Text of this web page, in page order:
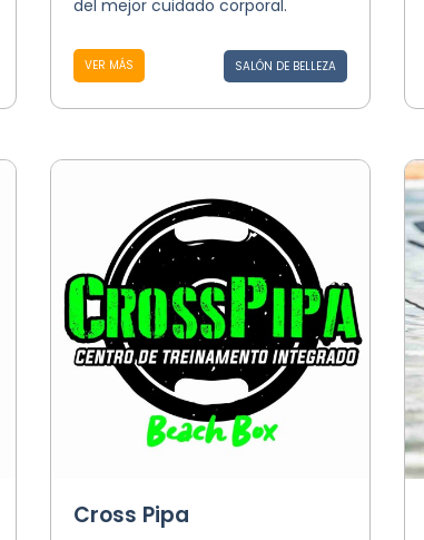
del mejor cuidado corporal.
VER MÁS SALÓN DE BELLEZA
Cross Pipa